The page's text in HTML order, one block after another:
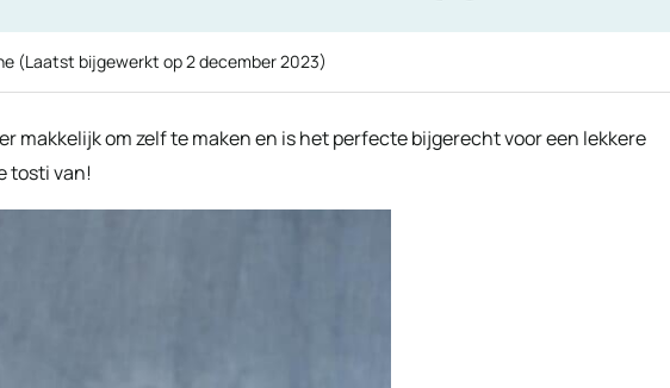
(Laatst bijgewerkt op2 december 2023)
makkelijk om zelf te maken en is het perfecte bijgerecht voor een lekkere
tosti van!